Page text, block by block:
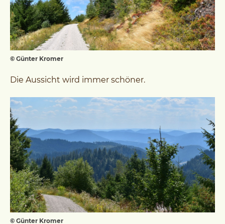
© Günter Kromer
Die Aussicht wird immer schöner.
© Günter Kromer